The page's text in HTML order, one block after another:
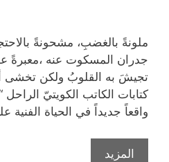
ملونةً بالغضبِ، مشحونةً
جدران المسكوت عنه ،معبرةً
تجيشَ به القلوبُ ولكن تخشى
كتابات الكاتب الكويتيّ الراحل
واقعاً جديداً في الحياة الفنية
المزيد